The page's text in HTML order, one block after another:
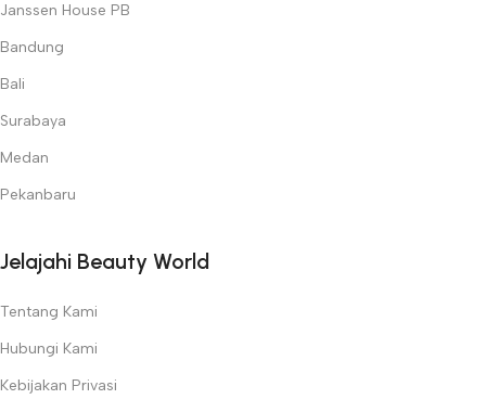
Janssen House PB
Bandung
Bali
Surabaya
Medan
Pekanbaru
Jelajahi Beauty World
Tentang Kami
Hubungi Kami
Kebijakan Privasi